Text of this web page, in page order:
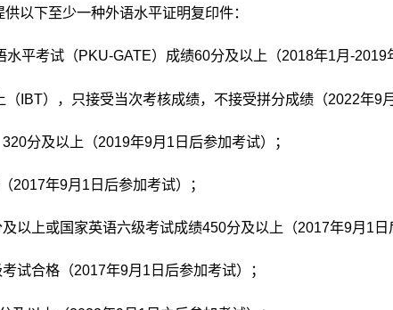
以下至少一种外语水平证明复印件：
平考试（PKU-GATE）成绩60分及以上（2018年1月-2019
IBT），只接受当次考核成绩，不接受拼分成绩（2022年9
分及以上（2019年9月1日后参加考试）；
2017年9月1日后参加考试）；
以上或国家英语六级考试成绩450分及以上（2017年9月1日
试合格（2017年9月1日后参加考试）；